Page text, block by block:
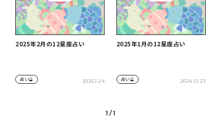
2025年2月の12星座占い
占い🔮 2025.1.24
2025年1月の12星座占い
占い🔮 2024.12.23
1 / 1